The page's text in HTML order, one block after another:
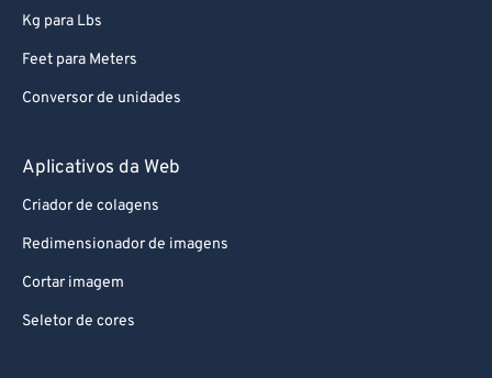
Kg para Lbs
Feet para Meters
Conversor de unidades
Aplicativos da Web
Criador de colagens
Redimensionador de imagens
Cortar imagem
Seletor de cores